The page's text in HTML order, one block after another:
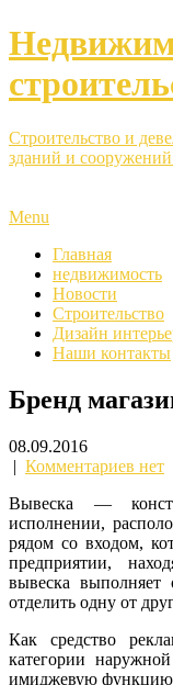
Строительство и
зданий и
Menu
Главная
недвижимость
Новости
Строительство
Дизайн
Наши контакты
Бренд
08.09.2016
| Комментариев нет
Вывеска —
исполнении,
рядом со входом,
предприятии,
вывеска
отделить одну от
Как средство
категории
имиджевую